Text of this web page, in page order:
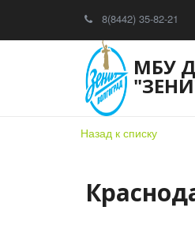
8(8442) 35-82-21
МБУ
Назад к списку